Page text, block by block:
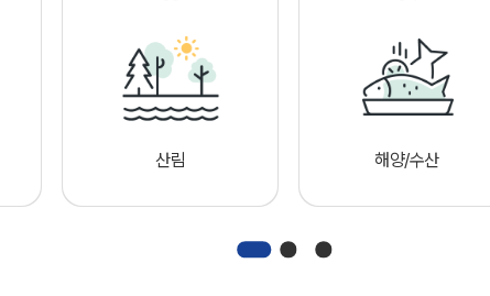
산림 해양/수산